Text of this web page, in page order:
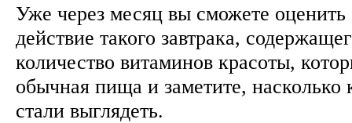
Уже через месяц вы сможете
действие такого завтрака,
количество витаминов красоты,
обычная пища и заметите, насколько
стали выглядеть.